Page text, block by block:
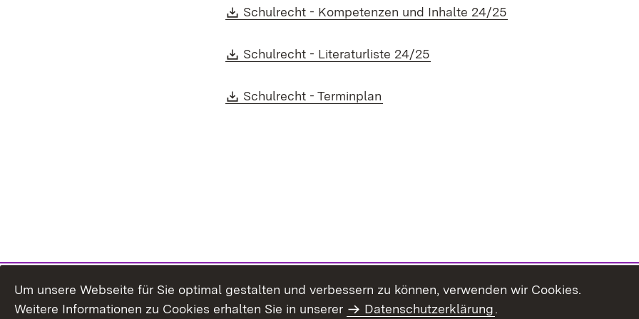
Download:
Schulrecht - Kompetenzen und Inhalte 24/25
Download:
Schulrecht - Literaturliste 24/25
Download:
Schulrecht - Terminplan
Um unsere Webseite für Sie optimal gestalten und verbessern zu können, verwenden wir Cookies.
Weitere Informationen zu Cookies erhalten Sie in unserer
Datenschutzerklärung.